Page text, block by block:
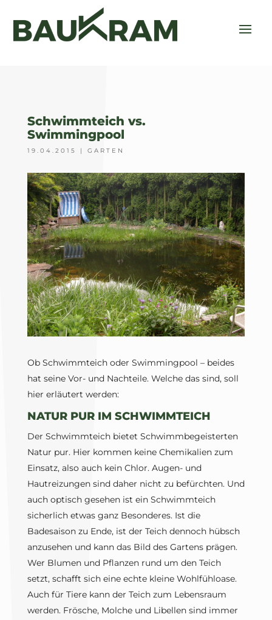
Schwimmteich vs.
Swimmingpool
19.04.2015 | GARTEN
Ob Schwimmteich oder Swimmingpool – beides
hat seine Vor- und Nachteile. Welche das sind, soll
hier erläutert werden:
NATUR PUR IM SCHWIMMTEICH
Der Schwimmteich bietet Schwimmbegeisterten
Natur pur. Hier kommen keine Chemikalien zum
Einsatz, also auch kein Chlor. Augen- und
Hautreizungen sind daher nicht zu befürchten. Und
auch optisch gesehen ist ein Schwimmteich
sicherlich etwas ganz Besonderes. Ist die
Badesaison zu Ende, ist der Teich dennoch hübsch
anzusehen und kann das Bild des Gartens prägen.
Wer Blumen und Pflanzen rund um den Teich
setzt, schafft sich eine echte kleine Wohlfühloase.
Auch für Tiere kann der Teich zum Lebensraum
werden. Frösche, Molche und Libellen sind immer